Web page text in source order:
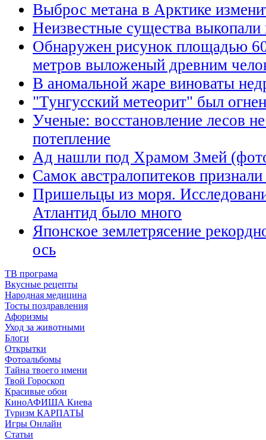
Выброс метана в Арктике
Неизвестные существа
Обнаружен рисунок площадью
метров выложеный древним
В аномальной жаре виноваты
"Тунгусский метеорит" был
Ученые: восстановление лесов
потепление
Ад нашли под Храмом Змей
Самок австралопитеков
Пришельцы из моря.
Атлантид было много
Японское землетрясение
ось
ТВ програма
Вкусные рецепты
Народная медицина
Тосты поздравления
Афоризмы
Уход за животными
Блоги
Открытки
Фотоальбомы
Тайна твоего имени
Твой Гороскоп
Красивые обои
КиноАФИША Киева
Туризм КАРПАТЫ
Игры Онлайн
Статьи